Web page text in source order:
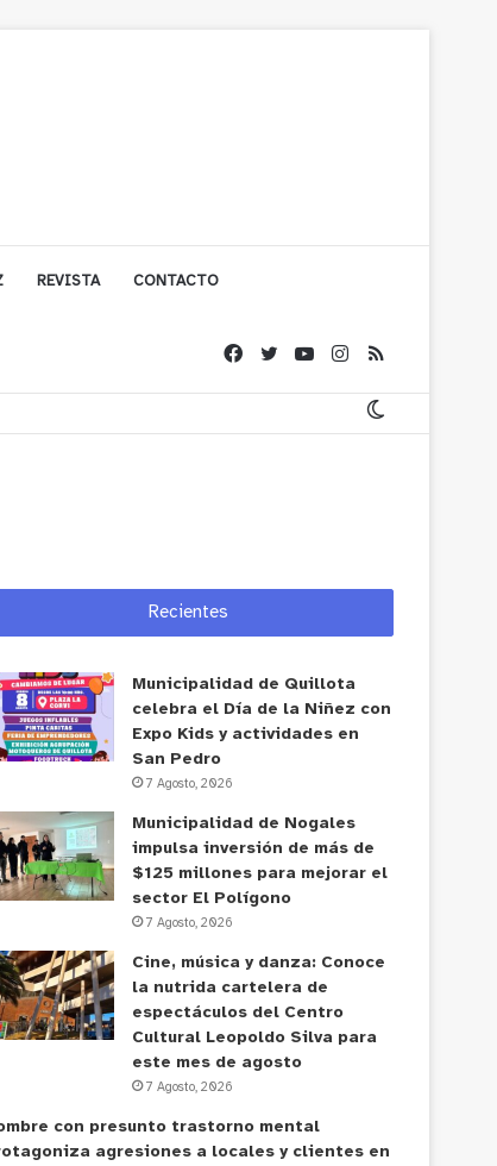
REVISTA CONTACTO
Recientes
Municipalidad de Quillota
celebra el Día de la Niñez con
Expo Kids y actividades en
San Pedro
7 Agosto, 2026
Municipalidad de Nogales
impulsa inversión de más de
$125 millones para mejorar el
sector El Polígono
7 Agosto, 2026
Cine, música y danza: Conoce
la nutrida cartelera de
espectáculos del Centro
Cultural Leopoldo Silva para
este mes de agosto
7 Agosto, 2026
con presunto trastorno mental
agresiones a locales y clientes en